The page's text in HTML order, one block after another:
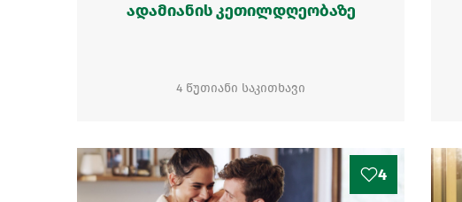
ადამიანის კეთილდღეობაზე
4 წუთიანი საკითხავი
4